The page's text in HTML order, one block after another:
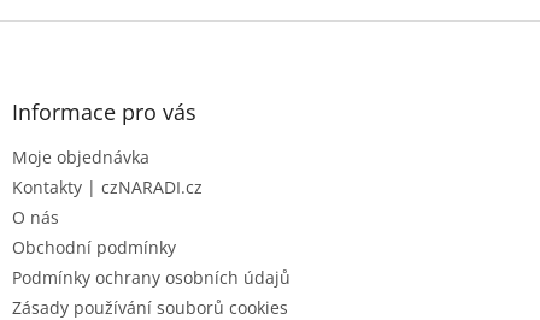
Z
Informace pro vás
Moje objednávka
Kontakty | czNARADI.cz
O nás
Obchodní podmínky
Podmínky ochrany osobních údajů
Zásady používání souborů cookies